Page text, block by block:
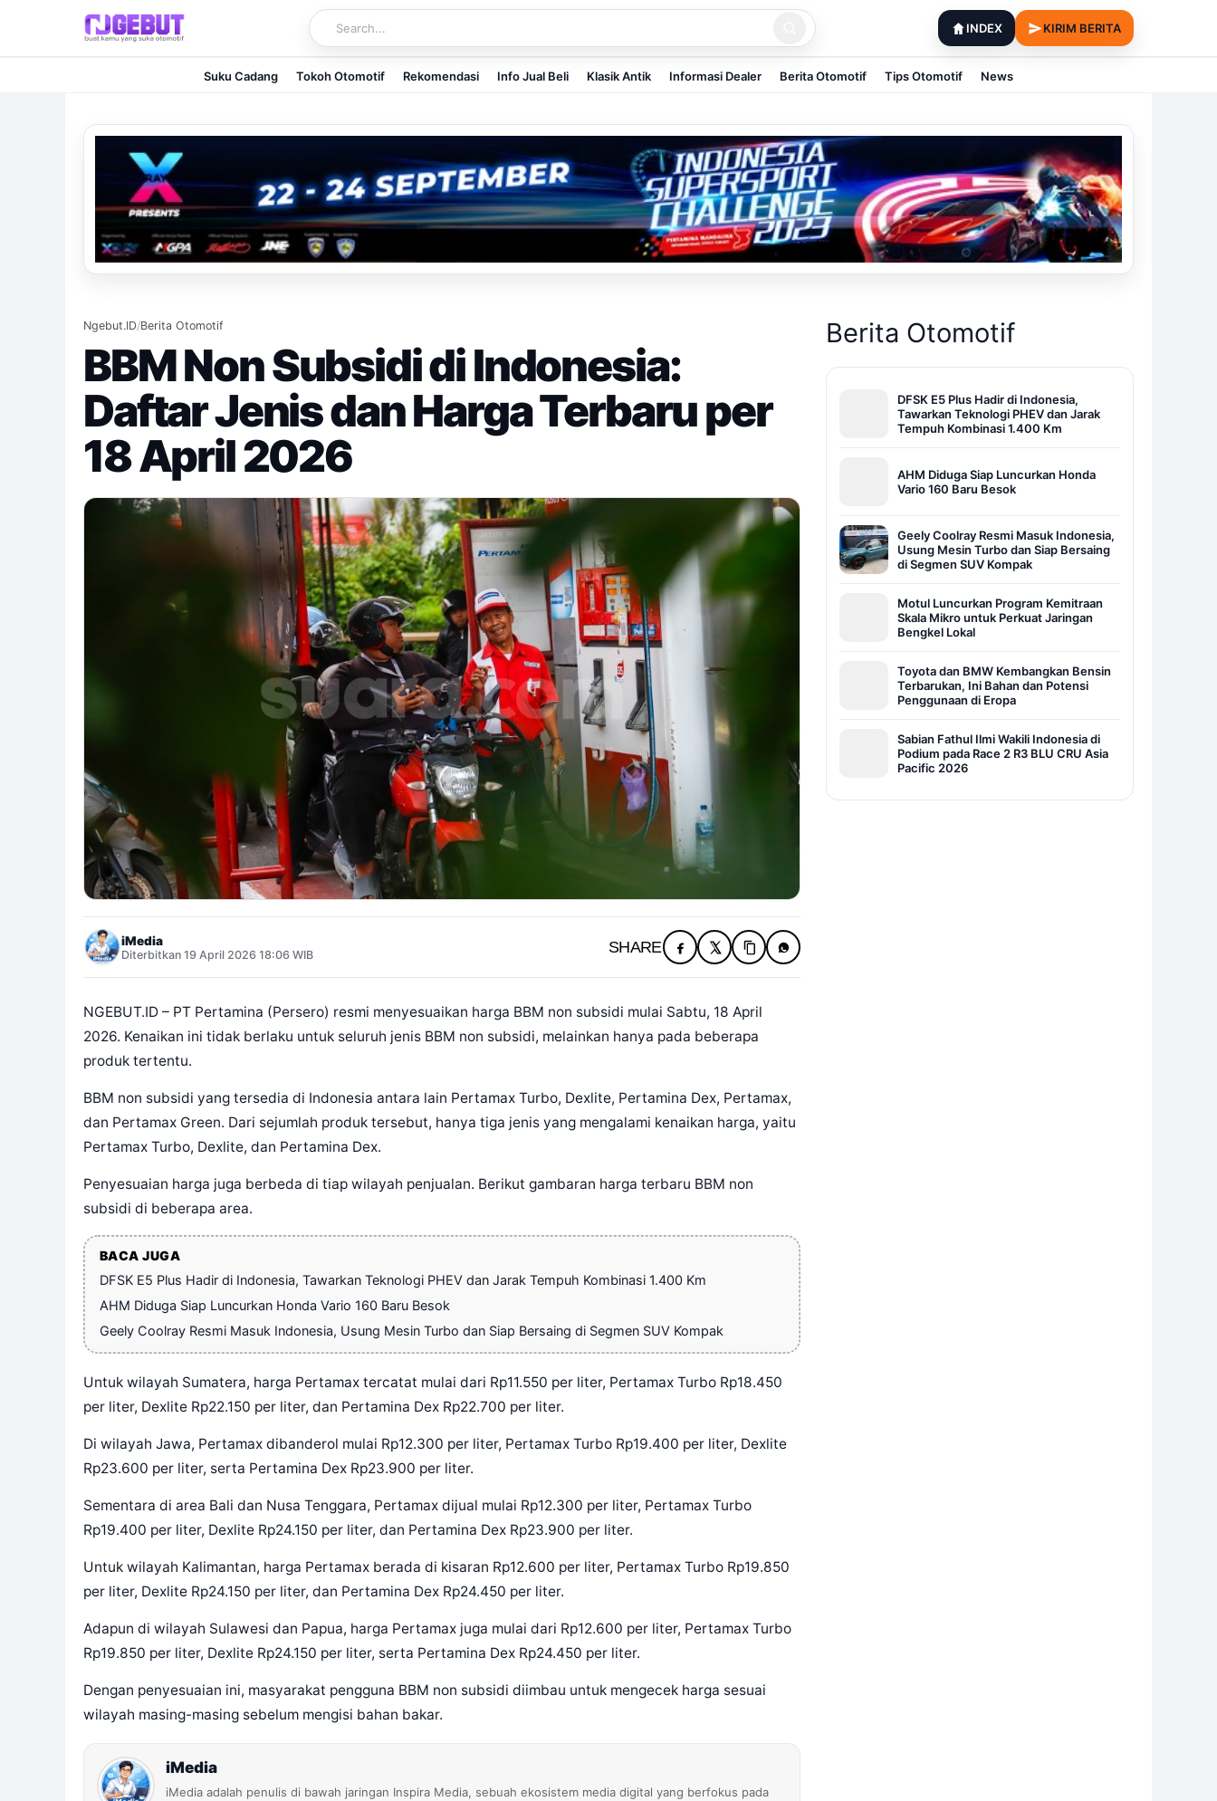
INDEX KIRIM BERITA
Suku Cadang Tokoh Otomotif Rekomendasi Info Jual Beli Klasik Antik Informasi Dealer Berita Otomotif Tips Otomotif News
Ngebut.ID/Berita Otomotif
BBM Non Subsidi di Indonesia:
Daftar Jenis dan Harga Terbaru per
18 April 2026
iMedia
Diterbitkan 19 April 2026 18:06 WIB SHARE
NGEBUT.ID – PT Pertamina (Persero) resmi menyesuaikan harga BBM non subsidi mulai Sabtu, 18 April
2026. Kenaikan ini tidak berlaku untuk seluruh jenis BBM non subsidi, melainkan hanya pada beberapa
produk tertentu.
BBM non subsidi yang tersedia di Indonesia antara lain Pertamax Turbo, Dexlite, Pertamina Dex, Pertamax,
dan Pertamax Green. Dari sejumlah produk tersebut, hanya tiga jenis yang mengalami kenaikan harga, yaitu
Pertamax Turbo, Dexlite, dan Pertamina Dex.
Penyesuaian harga juga berbeda di tiap wilayah penjualan. Berikut gambaran harga terbaru BBM non
subsidi di beberapa area.
BACA JUGA
DFSK E5 Plus Hadir di Indonesia, Tawarkan Teknologi PHEV dan Jarak Tempuh Kombinasi 1.400 Km
AHM Diduga Siap Luncurkan Honda Vario 160 Baru Besok
Geely Coolray Resmi Masuk Indonesia, Usung Mesin Turbo dan Siap Bersaing di Segmen SUV Kompak
Untuk wilayah Sumatera, harga Pertamax tercatat mulai dari Rp11.550 per liter, Pertamax Turbo Rp18.450
per liter, Dexlite Rp22.150 per liter, dan Pertamina Dex Rp22.700 per liter.
Di wilayah Jawa, Pertamax dibanderol mulai Rp12.300 per liter, Pertamax Turbo Rp19.400 per liter, Dexlite
Rp23.600 per liter, serta Pertamina Dex Rp23.900 per liter.
Sementara di area Bali dan Nusa Tenggara, Pertamax dijual mulai Rp12.300 per liter, Pertamax Turbo
Rp19.400 per liter, Dexlite Rp24.150 per liter, dan Pertamina Dex Rp23.900 per liter.
Untuk wilayah Kalimantan, harga Pertamax berada di kisaran Rp12.600 per liter, Pertamax Turbo Rp19.850
per liter, Dexlite Rp24.150 per liter, dan Pertamina Dex Rp24.450 per liter.
Adapun di wilayah Sulawesi dan Papua, harga Pertamax juga mulai dari Rp12.600 per liter, Pertamax Turbo
Rp19.850 per liter, Dexlite Rp24.150 per liter, serta Pertamina Dex Rp24.450 per liter.
Dengan penyesuaian ini, masyarakat pengguna BBM non subsidi diimbau untuk mengecek harga sesuai
wilayah masing-masing sebelum mengisi bahan bakar.
iMedia
iMedia adalah penulis di bawah jaringan Inspira Media, sebuah ekosistem media digital yang berfokus pada
Berita Otomotif
DFSK E5 Plus Hadir di Indonesia,
Tawarkan Teknologi PHEV dan Jarak
Tempuh Kombinasi 1.400 Km
AHM Diduga Siap Luncurkan Honda
Vario 160 Baru Besok
Geely Coolray Resmi Masuk Indonesia,
Usung Mesin Turbo dan Siap Bersaing
di Segmen SUV Kompak
Motul Luncurkan Program Kemitraan
Skala Mikro untuk Perkuat Jaringan
Bengkel Lokal
Toyota dan BMW Kembangkan Bensin
Terbarukan, Ini Bahan dan Potensi
Penggunaan di Eropa
Sabian Fathul Ilmi Wakili Indonesia di
Podium pada Race 2 R3 BLU CRU Asia
Pacific 2026